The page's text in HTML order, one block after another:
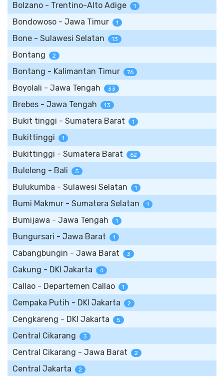
Bolzano - Trentino-Alto Adige 1
Bondowoso - Jawa Timur 1
Bone - Sulawesi Selatan 13
Bontang 2
Bontang - Kalimantan Timur 76
Boyolali - Jawa Tengah 33
Brebes - Jawa Tengah 13
Bukit tinggi - Sumatera Barat 1
Bukittinggi 1
Bukittinggi - Sumatera Barat 62
Buleleng - Bali 5
Bulukumba - Sulawesi Selatan 1
Bumi Makmur - Sumatera Selatan 1
Bumijawa - Jawa Tengah 1
Bungursari - Jawa Barat 1
Cabangbungin - Jawa Barat 3
Cakung - DKI Jakarta 4
Callao - Departemen Callao 1
Cempaka Putih - DKI Jakarta 2
Cengkareng - DKI Jakarta 5
Central Cikarang 3
Central Cikarang - Jawa Barat 2
Central Jakarta 2